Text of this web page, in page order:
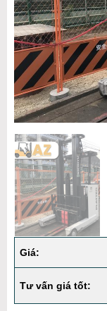
Giá:
Tư vấn giá tốt: